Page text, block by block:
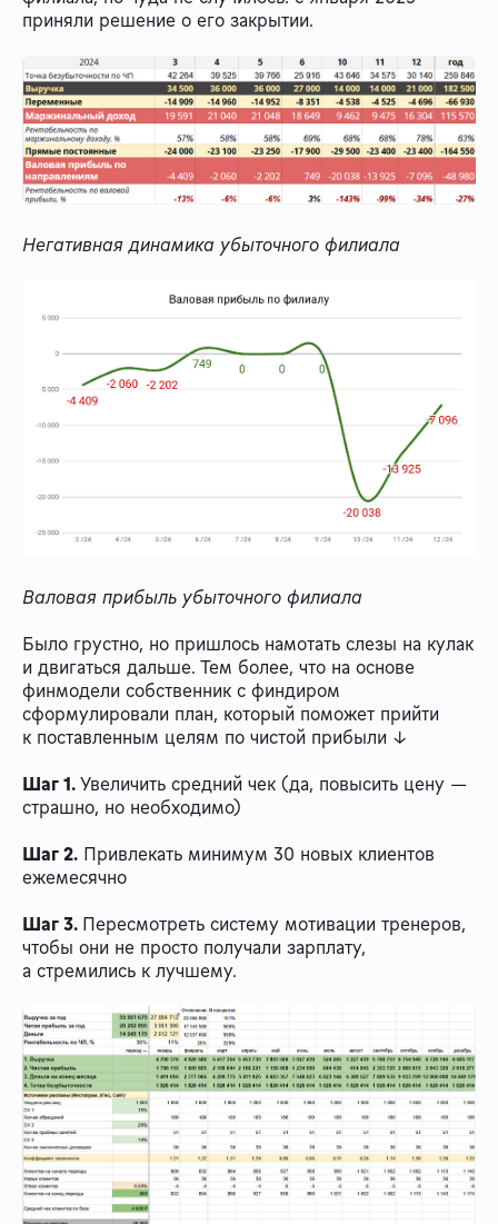
приняли решение о его закрытии.
Негативная динамика убыточного филиала
Валовая прибыль убыточного филиала
Было грустно, но пришлось намотать слезы на кулак
и двигаться дальше. Тем более, что на основе
финмодели собственник с финдиром
сформулировали план, который поможет прийти
к поставленным целям по чистой прибыли ↓
Шаг 1.Увеличить средний чек (да, повысить цену —
страшно, но необходимо)
Шаг 2. Привлекать минимум 30 новых клиентов
ежемесячно
Шаг 3. Пересмотреть систему мотивации тренеров,
чтобы они не просто получали зарплату,
а стремились к лучшему.